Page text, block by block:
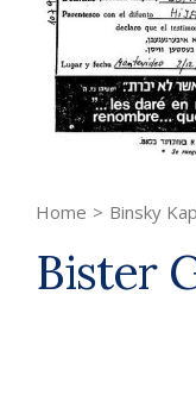
Home > Binsky
Bister